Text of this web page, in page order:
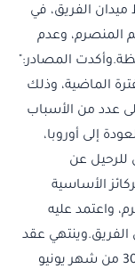
الفريق، في
المنصرم، وعدم
المصادر:"
الماضية، وذلك
عدد من الأسباب
إلى أوروبا،
للرحيل عن
الأساسية
واعتمد عليه
عقد
مارسيلو بروزوفيتش مع نادي النصر يوم 30 من شهر يونيو